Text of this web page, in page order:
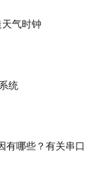
天气时钟
统
哪些？有关串口